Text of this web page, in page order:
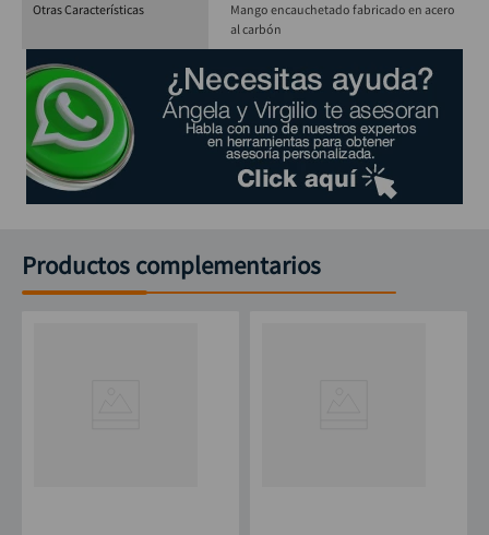
Otras Características
Mango encauchetado fabricado en acero
al carbón
Productos complementarios